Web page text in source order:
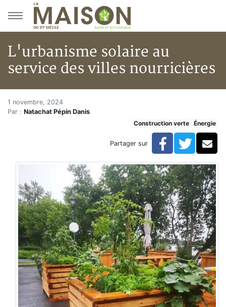
Aller au menu principal
Aller au contenu principal
L'urbanisme solaire au
service des villes nourricières
Accueil
Articles
L'urbanisme solaire au service des villes nourricières
L'urbanisme solaire au
1 novembre, 2024
Par : Natachat Pépin Danis
Construction verte
Énergie
Partager sur Facebook